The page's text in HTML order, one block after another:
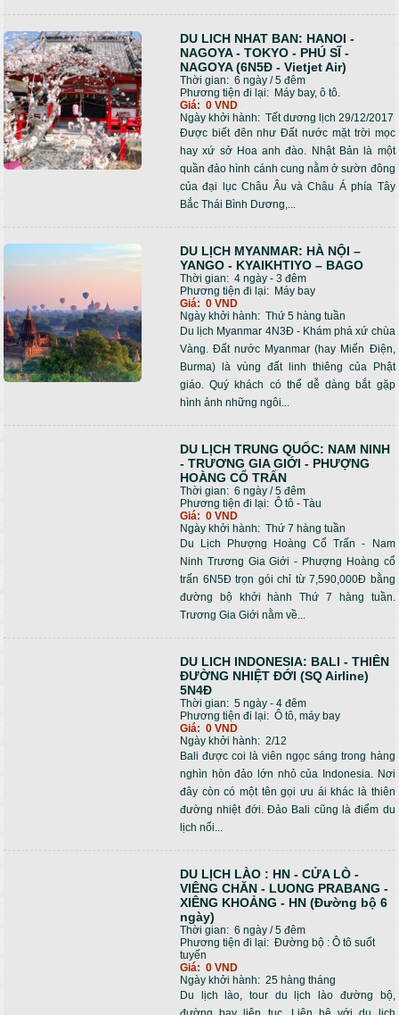
DU LICH NHAT BAN: HANOI -
NAGOYA - TOKYO - PHÚ SĨ -
NAGOYA (6N5Đ - Vietjet Air)
Thời gian: 6 ngày / 5 đêm
Phương tiện đi lại: Máy bay, ô tô.
Giá: 0 VND
Ngày khởi hành: Tết dương lịch 29/12/2017
Được biết đên như Đất nước mặt trời mọc
hay xứ sở Hoa anh đào. Nhật Bản là một
quần đảo hình cánh cung nằm ở sườn đông
của đại lục Châu Âu và Châu Á phía Tây
Bắc Thái Bình Dương,...
DU LỊCH MYANMAR: HÀ NỘI –
YANGO - KYAIKHTIYO – BAGO
Thời gian: 4 ngày - 3 đêm
Phương tiện đi lại: Máy bay
Giá: 0 VND
Ngày khởi hành: Thứ 5 hàng tuần
Du lịch Myanmar 4N3Đ - Khám phá xứ chùa
Vàng. Đất nước Myanmar (hay Miến Điện,
Burma) là vùng đất linh thiêng của Phật
giáo. Quý khách có thể dễ dàng bắt gặp
hình ảnh những ngôi...
DU LỊCH TRUNG QUỐC: NAM NINH
- TRƯƠNG GIA GIỚI - PHƯỢNG
HOÀNG CỔ TRẤN
Thời gian: 6 ngày / 5 đêm
Phương tiện đi lại: Ô tô - Tàu
Giá: 0 VND
Ngày khởi hành: Thứ 7 hàng tuần
Du Lịch Phượng Hoàng Cổ Trấn - Nam
Ninh Trương Gia Giới - Phượng Hoàng cổ
trấn 6N5Đ trọn gói chỉ từ 7,590,000Đ bằng
đường bộ khởi hành Thứ 7 hàng tuần.
Trương Gia Giới nằm về...
DU LICH INDONESIA: BALI - THIÊN
ĐƯỜNG NHIỆT ĐỚI (SQ Airline)
5N4Đ
Thời gian: 5 ngày - 4 đêm
Phương tiện đi lại: Ô tô, máy bay
Giá: 0 VND
Ngày khởi hành: 2/12
Bali được coi là viên ngọc sáng trong hàng
nghìn hòn đảo lớn nhỏ của Indonesia. Nơi
đây còn có một tên gọi ưu ái khác là thiên
đường nhiệt đới. Đảo Bali cũng là điểm du
lịch nổi...
DU LỊCH LÀO : HN - CỬA LÒ -
VIÊNG CHĂN - LUONG PRABANG -
XIÊNG KHOẢNG - HN (Đường bộ 6
ngày)
Thời gian: 6 ngày / 5 đêm
Phương tiện đi lại: Đường bộ : Ô tô suốt
tuyến
Giá: 0 VND
Ngày khởi hành: 25 hàng tháng
Du lịch lào, tour du lịch lào đường bộ,